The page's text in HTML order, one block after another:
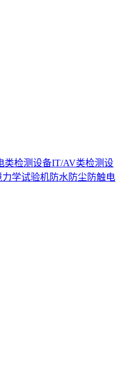
类检测设备IT/AV类检测设
力学试验机防水防尘防触电